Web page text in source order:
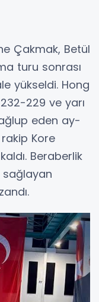
Çakmak, Betül
turu sonrası
yükseldi. Hong
232-229 ve yarı
eden ay-
rakip Kore
Beraberlik
sağlayan